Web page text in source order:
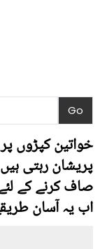
خواتین کپڑوں
پریشان رہتی
صاف کرنے کے
اب یہ آسان